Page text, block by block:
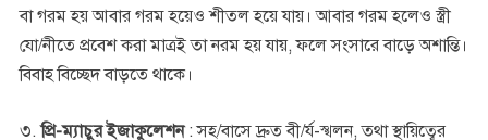
বা গরম হয় আবার গরম হয়েও শীতল হয়ে যায়। আবার গরম হলেও স্ত্রী
যো/নীতে প্রবেশ করা মাত্রই তা নরম হয় যায়, ফলে সংসারে বাড়ে অশান্তি।
বিবাহ বিচ্ছেদ বাড়তে থাকে।
৩.প্রি-ম্যাচুর ইজাকুলেশন: সহ/বাসে দ্রুত বী/র্য-স্খলন, তথা স্থায়িত্বের